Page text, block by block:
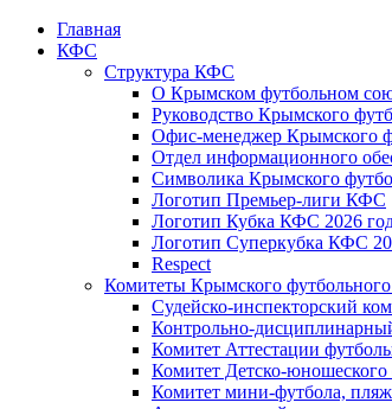
Главная
КФС
Структура КФС
О Крымском футбольном
Руководство Крымского
Офис-менеджер Крымского
Отдел информационного
Символика Крымского
Логотип Премьер-лиги КФС
Логотип Кубка КФС 2026
Логотип Суперкубка КФС
Respect
Комитеты Крымского
Судейско-инспекторский
Контрольно-
Комитет Аттестации
Комитет Детско-юношеского
Комитет мини-футбола,